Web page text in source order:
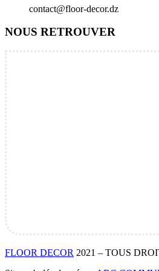
contact@floor-decor.dz
NOUS RETROUVER
FLOOR DECOR 2021 – TOUS